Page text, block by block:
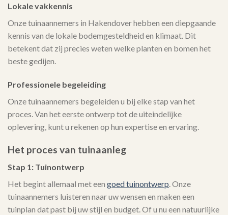
Lokale vakkennis
Onze tuinaannemers in Hakendover hebben een diepgaande
kennis van de lokale bodemgesteldheid en klimaat. Dit
betekent dat zij precies weten welke planten en bomen het
beste gedijen.
Professionele begeleiding
Onze tuinaannemers begeleiden u bij elke stap van het
proces. Van het eerste ontwerp tot de uiteindelijke
oplevering, kunt u rekenen op hun expertise en ervaring.
Het proces van tuinaanleg
Stap 1: Tuinontwerp
Het begint allemaal met een goed tuinontwerp. Onze
tuinaannemers luisteren naar uw wensen en maken een
tuinplan dat past bij uw stijl en budget. Of u nu een natuurlijke